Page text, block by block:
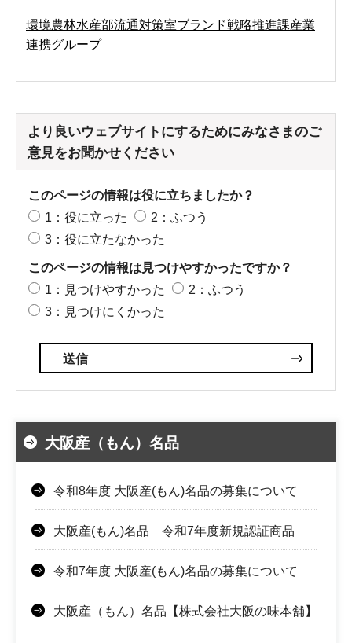
環境農林水産部流通対策室ブランド戦略推進課産業
連携グループ
より良いウェブサイトにするためにみなさまのご
意見をお聞かせください
このページの情報は役に立ちましたか？
1：役に立った
2：ふつう
3：役に立たなかった
このページの情報は見つけやすかったですか？
1：見つけやすかった
2：ふつう
3：見つけにくかった
大阪産（もん）名品
令和8年度 大阪産(もん)名品の募集について
大阪産(もん)名品 令和7年度新規認証商品
令和7年度 大阪産(もん)名品の募集について
大阪産（もん）名品【株式会社大阪の味本舗】